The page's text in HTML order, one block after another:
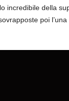
incredibile della
sovrapposte poi